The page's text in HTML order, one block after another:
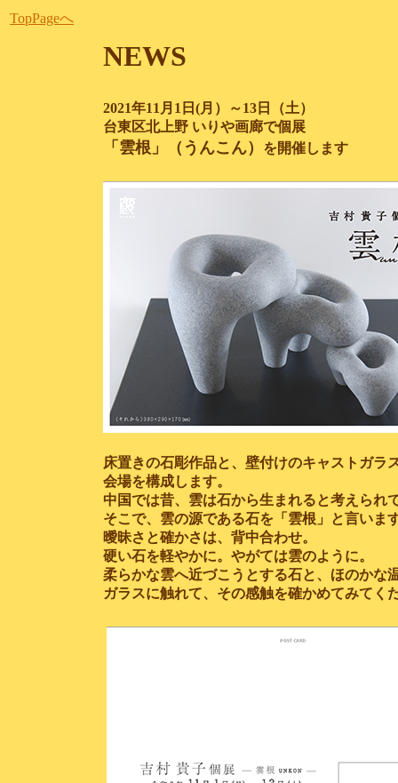
TopPageへ
NEWS
2021年11月1日(月）～13日（土）
台東区北上野 いりや画廊で個展
「雲根」（うんこん） を開催します
床置きの石彫作品と、壁付けのキャストガラ
会場を構成します。
中国では昔、雲は石から生まれると考えられ
そこで、雲の源である石を「雲根」と言いま
曖昧さと確かさは、背中合わせ。
硬い石を軽やかに。やがては雲のように。
柔らかな雲へ近づこうとする石と、ほのかな
ガラスに触れて、その感触を確かめてみてく